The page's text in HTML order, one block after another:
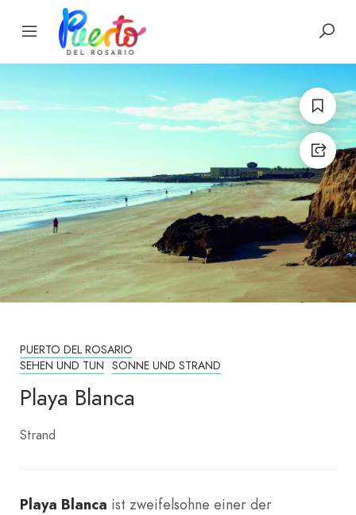
PUERTO DEL ROSARIO
SEHEN UND TUN SONNE UND STRAND
Playa Blanca
Strand
Playa Blanca ist zweifelsohne einer der